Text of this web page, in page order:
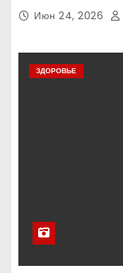
Июн 24, 2026
ЗДОРОВЬЕ